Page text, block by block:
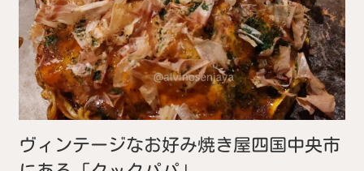
ヴィンテージなお好み焼き屋四国中央市